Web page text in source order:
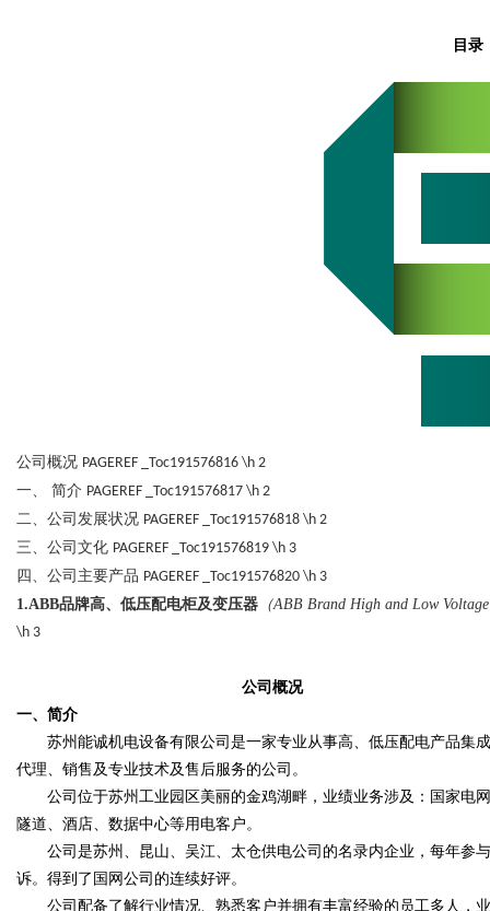
d
目录
公司概况 PAGEREF _Toc191576816 \h 2
一、 简介 PAGEREF _Toc191576817 \h 2
二、公司发展状况 PAGEREF _Toc191576818 \h 2
三、公司文化 PAGEREF _Toc191576819 \h 3
四、公司主要产品 PAGEREF _Toc191576820 \h 3
1.ABB品牌高、低压配电柜及变压器 （ABB Brand High and Low
\h 3
公司概况
一、 简介
苏州能诚机电设备有限公司是一家专业从事高、低压配电产品集
代理、销售及专业技术及售后服务的公司。
公司位于苏州工业园区美丽的金鸡湖畔，业绩业务涉及：国家电
隧道、酒店、数据中心等用电客户。
公司是苏州、昆山、吴江、太仓供电公司的名录内企业，每年参
诉。得到了国网公司的连续好评。
公司配备了解行业情况、熟悉客户并拥有丰富经验的员工多人，